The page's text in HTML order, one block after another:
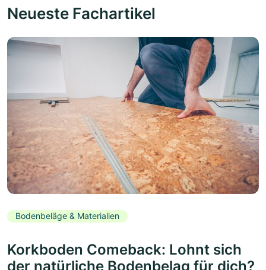
Neueste Fachartikel
Bodenbeläge & Materialien
Korkboden Comeback: Lohnt sich
der natürliche Bodenbelag für dich?